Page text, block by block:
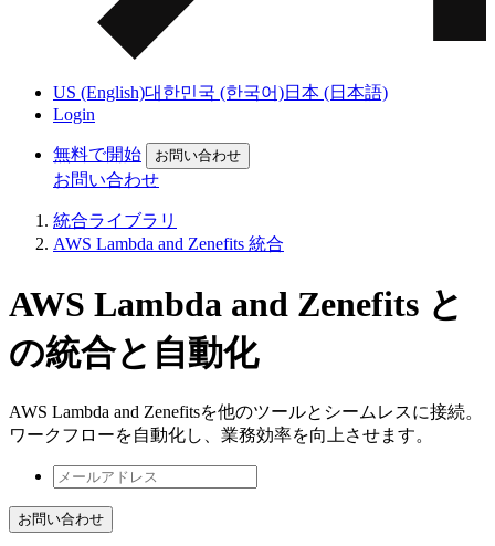
US (English)대한민국 (한국어)日本 (日本語)
Login
無料で開始 お問い合わせ
お問い合わせ
統合ライブラリ
AWS Lambda and Zenefits 統合
AWS Lambda and Zenefits と
の統合と自動化
AWS Lambda and Zenefitsを他のツールとシームレスに接続。
ワークフローを自動化し、業務効率を向上させます。
お問い合わせ